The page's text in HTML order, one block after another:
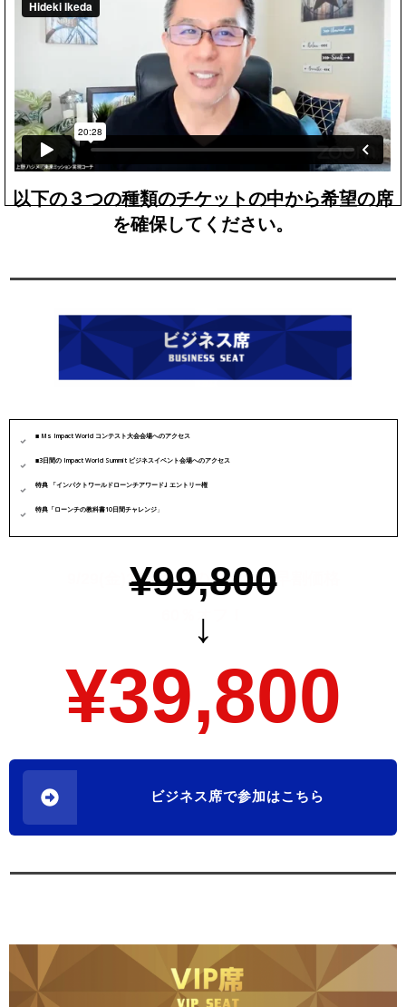
以下の３つの種類のチケットの中から希望の席
を確保してください。
■ Ms Impact World コンテスト大会会場へのアクセス
■3日間の Impact World Summit ビジネスイベント会場へのアクセス
特典 「インパクトワールドローンチアワード｣ エントリー権
特典「ローンチの教科書10日間チャレンジ 」
9/29(金)22時までのスーパー早割価格
60％オフ！
¥99,800
↓
¥39,800
ビジネス席で参加はこちら